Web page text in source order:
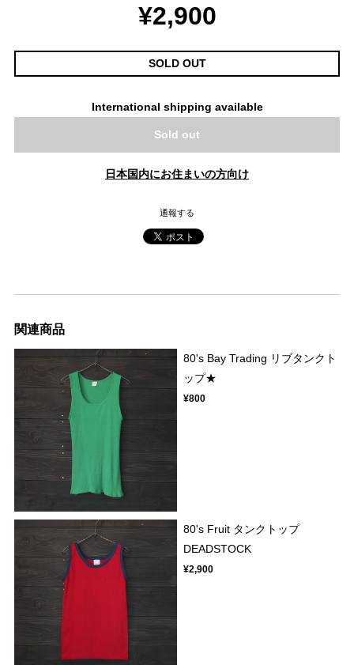
¥2,900
SOLD OUT
International shipping available
Sold out
日本国内にお住まいの方向け
通報する
関連商品
80's Bay Trading リブタンクト
ップ★
¥800
80's Fruit タンクトップ
DEADSTOCK
¥2,900